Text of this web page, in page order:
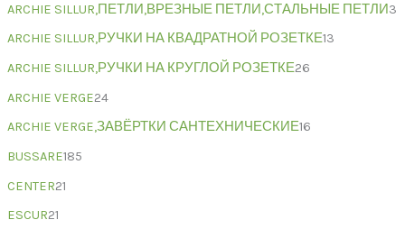
ARCHIE SILLUR,ПЕТЛИ,ВРЕЗНЫЕ ПЕТЛИ,СТАЛЬНЫЕ ПЕТЛИ3
ARCHIE SILLUR,РУЧКИ НА КВАДРАТНОЙ РОЗЕТКЕ13
ARCHIE SILLUR,РУЧКИ НА КРУГЛОЙ РОЗЕТКЕ26
ARCHIE VERGE24
ARCHIE VERGE,ЗАВЁРТКИ САНТЕХНИЧЕСКИЕ16
BUSSARE185
CENTER21
ESCUR21